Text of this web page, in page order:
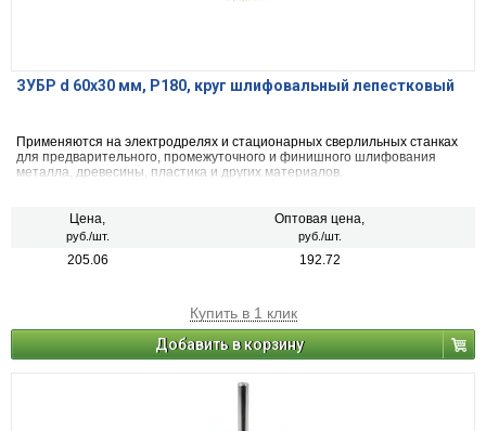
ЗУБР d 60x30 мм, P180, круг шлифовальный лепестковый
Применяются на электродрелях и стационарных сверлильных станках
для предварительного, промежуточного и финишного шлифования
металла, древесины, пластика и других материалов.
Цена,
руб./шт.
Оптовая цена,
руб./шт.
205.06 192.72
Купить в 1 клик
Добавить в корзину